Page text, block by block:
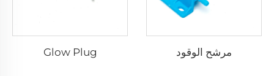
مرشح الوقود Glow Plug